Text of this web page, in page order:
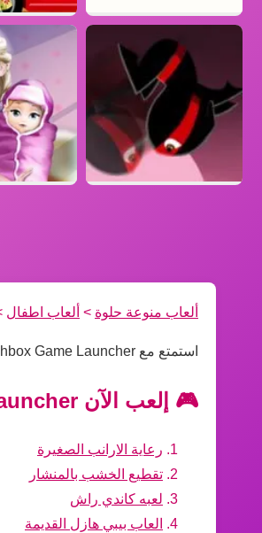
ألعاب منوعة حلوة > ألعاب اطفال
استمتع مع Lunchbox Game Launcher, والتي تجدها فى قسم ألعاب اطفال
🎮 إلعب الآن Lunchbox Game Launcher واستمتع بأفضل الألعاب الأخرى!
رعاية الارانب الصغيرة
تقطيع الخشب بالمنشار
لعبه كاندي راش
العاب بيبي هازل القديمة